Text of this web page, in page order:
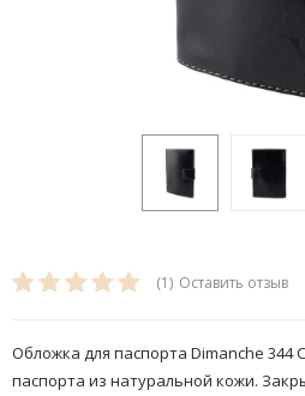
(1) Оставить отзыв
Обложка для паспорта Dimanche 344
паспорта из натуральной кожи.